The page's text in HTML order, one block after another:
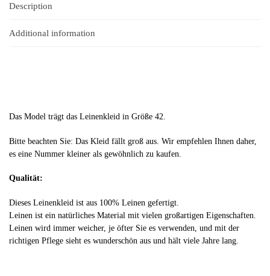
Description
Additional information
Das Model trägt das Leinenkleid in Größe 42.
Bitte beachten Sie: Das Kleid fällt groß aus. Wir empfehlen Ihnen daher,
es eine Nummer kleiner als gewöhnlich zu kaufen.
Qualität:
Dieses Leinenkleid ist aus 100% Leinen gefertigt.
Leinen ist ein natürliches Material mit vielen großartigen Eigenschaften.
Leinen wird immer weicher, je öfter Sie es verwenden, und mit der
richtigen Pflege sieht es wunderschön aus und hält viele Jahre lang.